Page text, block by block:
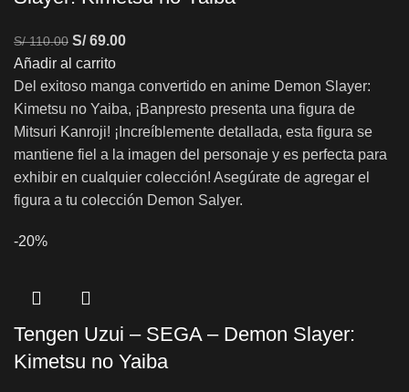
S/110.00 S/69.00
Añadir al carrito
Del exitoso manga convertido en anime Demon Slayer:
Kimetsu no Yaiba, ¡Banpresto presenta una figura de
Mitsuri Kanroji! ¡Increíblemente detallada, esta figura se
mantiene fiel a la imagen del personaje y es perfecta para
exhibir en cualquier colección! Asegúrate de agregar el
figura a tu colección Demon Salyer.
-20%
Tengen Uzui – SEGA – Demon Slayer:
Kimetsu no Yaiba